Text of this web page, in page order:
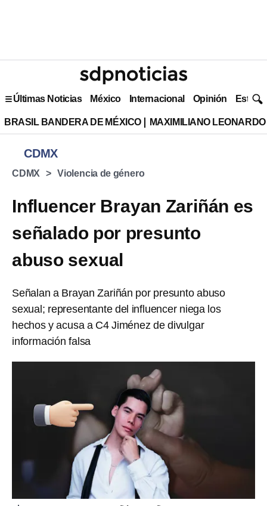
Últimas Noticias México Internacional Opinión Estilo
BRASIL BANDERA DE MÉXICO MAXIMILIANO
CDMX
CDMX Violencia de género
Influencer Brayan Zariñán es
señalado por presunto
abuso sexual
Señalan a Brayan Zariñán por presunto abuso
sexual; representante del influencer niega los
hechos y acusa a C4 Jiménez de divulgar
información falsa